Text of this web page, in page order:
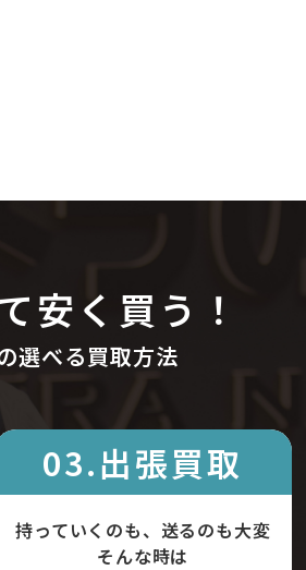
安く買う！
選べる買取方法
03.出張買取
持っていくのも、送るのも大変
そんな時は